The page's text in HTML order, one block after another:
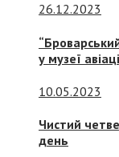
26.12.2023
у музеї
10.05.2023
Чистий
день